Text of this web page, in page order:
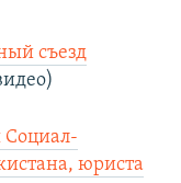
съезд
Социал-
юриста